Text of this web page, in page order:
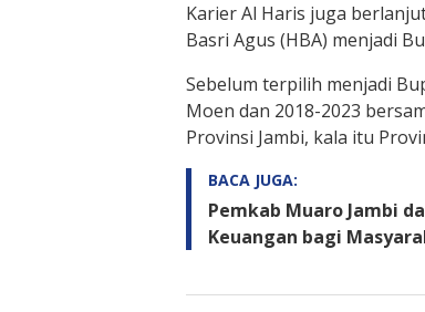
Karier Al Haris juga
Basri Agus (HBA) menjadi
Sebelum terpilih menjadi
Moen dan 2018-2023
Provinsi Jambi, kala itu
BACA JUGA:
Pemkab Muaro Jambi
Keuangan bagi